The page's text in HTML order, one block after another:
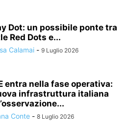
Dot: un possibile ponte tra
Red Dots e...
Calamai - 9 Luglio 2026
entra nella fase operativa:
infrastruttura italiana
Conte - 8 Luglio 2026